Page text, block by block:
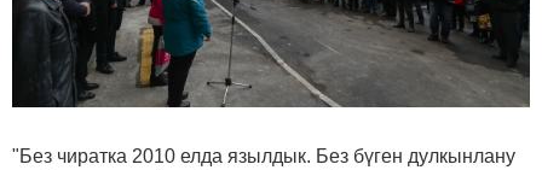
"Без чиратка 2010 елда язылдык. Без бүген дулкынлану